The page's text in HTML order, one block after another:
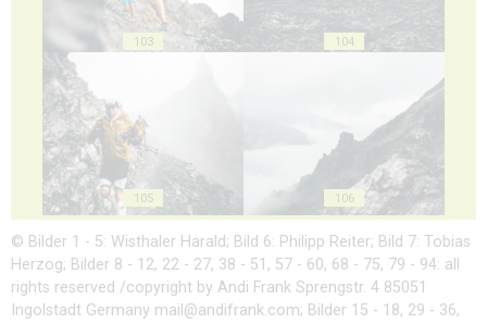
103 104
105 106
© Bilder 1 - 5: Wisthaler Harald; Bild 6: Philipp Reiter; Bild 7: Tobias
Herzog; Bilder 8 - 12, 22 - 27, 38 - 51, 57 - 60, 68 - 75, 79 - 94: all
rights reserved /copyright by Andi Frank Sprengstr. 4 85051
Ingolstadt Germany mail@andifrank.com; Bilder 15 - 18, 29 - 36,